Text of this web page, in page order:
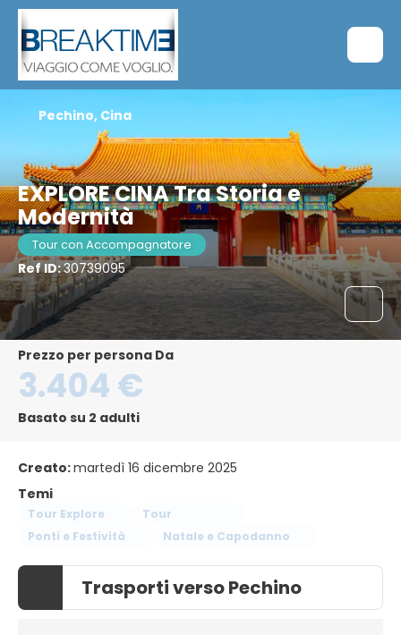
EXPLORE CINA Tra Storia e
Modernità
Tour con Accompagnatore
Ref ID:30739095
Pechino, Cina
Prezzo per persona Da
3.404 €
Basato su 2 adulti
Creato:martedì 16 dicembre 2025
Temi
Tour Explore
Tour
Ponti e Festività
Natale e Capodanno
Trasporti verso Pechino